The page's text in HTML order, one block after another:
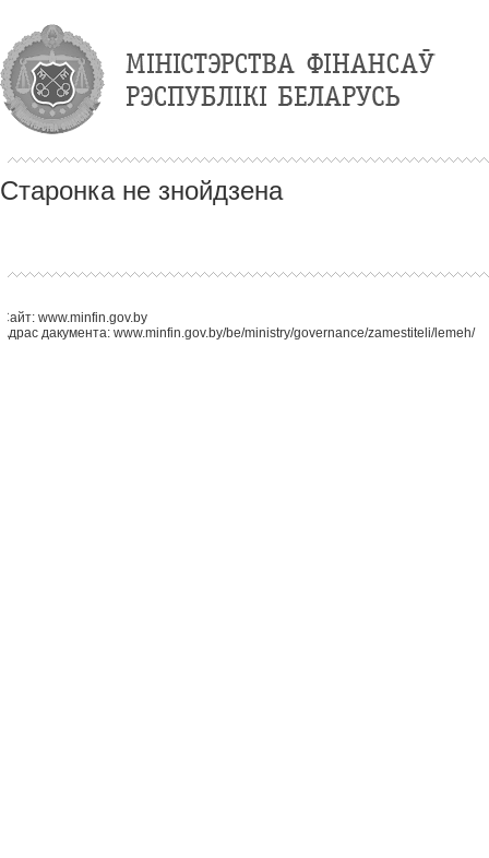
Старонка не знойдзена
Сайт: www.minfin.gov.by
Адрас дакумента: www.minfin.gov.by/be/ministry/governance/zamestiteli/lemeh/